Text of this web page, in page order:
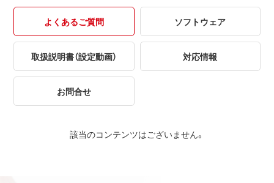
よくあるご質問 ソフトウェア
取扱説明書（設定動画） 対応情報
お問合せ
該当のコンテンツはございません。